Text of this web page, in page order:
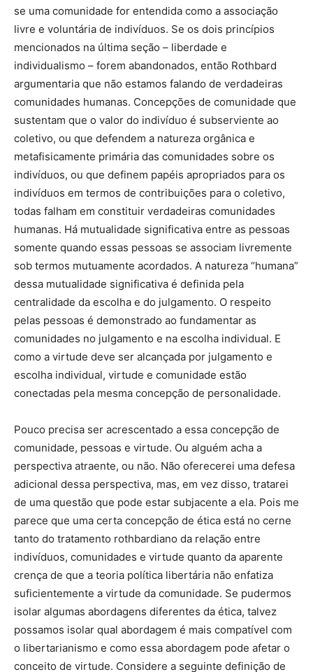
se uma comunidade for entendida como a associação
livre e voluntária de indivíduos. Se os dois princípios
mencionados na última seção – liberdade e
individualismo – forem abandonados, então Rothbard
argumentaria que não estamos falando de verdadeiras
comunidades humanas. Concepções de comunidade que
sustentam que o valor do indivíduo é subserviente ao
coletivo, ou que defendem a natureza orgânica e
metafisicamente primária das comunidades sobre os
indivíduos, ou que definem papéis apropriados para os
indivíduos em termos de contribuições para o coletivo,
todas falham em constituir verdadeiras comunidades
humanas. Há mutualidade significativa entre as pessoas
somente quando essas pessoas se associam livremente
sob termos mutuamente acordados. A natureza “humana”
dessa mutualidade significativa é definida pela
centralidade da escolha e do julgamento. O respeito
pelas pessoas é demonstrado ao fundamentar as
comunidades no julgamento e na escolha individual. E
como a virtude deve ser alcançada por julgamento e
escolha individual, virtude e comunidade estão
conectadas pela mesma concepção de personalidade.
Pouco precisa ser acrescentado a essa concepção de
comunidade, pessoas e virtude. Ou alguém acha a
perspectiva atraente, ou não. Não oferecerei uma defesa
adicional dessa perspectiva, mas, em vez disso, tratarei
de uma questão que pode estar subjacente a ela. Pois me
parece que uma certa concepção de ética está no cerne
tanto do tratamento rothbardiano da relação entre
indivíduos, comunidades e virtude quanto da aparente
crença de que a teoria política libertária não enfatiza
suficientemente a virtude da comunidade. Se pudermos
isolar algumas abordagens diferentes da ética, talvez
possamos isolar qual abordagem é mais compatível com
o libertarianismo e como essa abordagem pode afetar o
conceito de virtude. Considere a seguinte definição de